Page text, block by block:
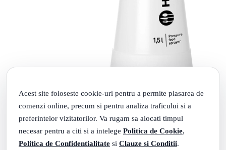
Acest site foloseste cookie-uri pentru a permite plasarea de
comenzi online, precum si pentru analiza traficului si a
preferintelor vizitatorilor. Va rugam sa alocati timpul
necesar pentru a citi si a intelege Politica de Cookie,
Politica de Confidentialitate si Clauze si Conditii.
Pulverizator alimentar Hendi,sub presiune 1,5 l
Rate 0% dobanda cu TBI
187.68Lei
Adauga in cos